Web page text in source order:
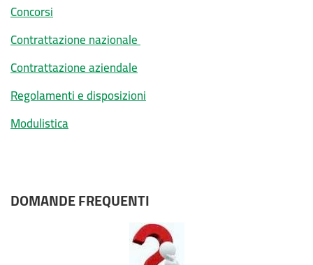
Concorsi
Contrattazione nazionale
Contrattazione aziendale
Regolamenti e disposizioni
Modulistica
DOMANDE FREQUENTI